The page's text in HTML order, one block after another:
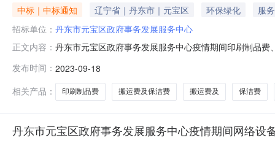
中标｜中标通知 辽宁省｜丹东市｜元宝区 环保绿化
服务
招标单位： 丹东市元宝区政府事务发展服务中心
正文内容： 丹东市元宝区政府事务发展服务中心疫情期间印刷制品
采购项目结果公示为有效遏制新冠肺炎疫情扩散和蔓延
工作有关事项的通知》（
发布时间： 2023-09-18
相关产品：
印刷制品费 搬运费及保洁费 搬运费及 保洁费
丹东市元宝区政府事务发展服务中心疫情期间网络设